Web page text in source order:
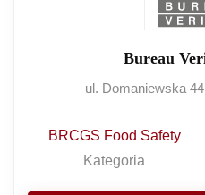
Bureau
ul. Domaniewska
BRCGS Food Safety
Kategoria